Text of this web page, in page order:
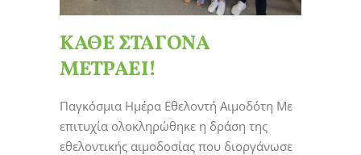
ΚΑΘΕ ΣΤΑΓΟΝΑ
ΜΕΤΡΑΕΙ!
Παγκόσμια Ημέρα Εθελοντή Αιμοδότη Με
επιτυχία ολοκληρώθηκε η δράση της
εθελοντικής αιμοδοσίας που διοργάνωσε